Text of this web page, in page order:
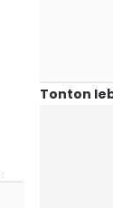
Tonton